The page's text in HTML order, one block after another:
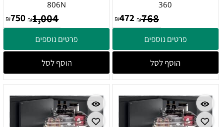
360
₪768
₪472
פרטים נוספים
הוסף לסל
806N
₪1,004
₪750
פרטים נוספים
הוסף לסל